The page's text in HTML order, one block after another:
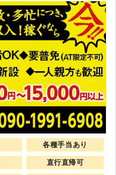
各種手当あり
直行直帰可